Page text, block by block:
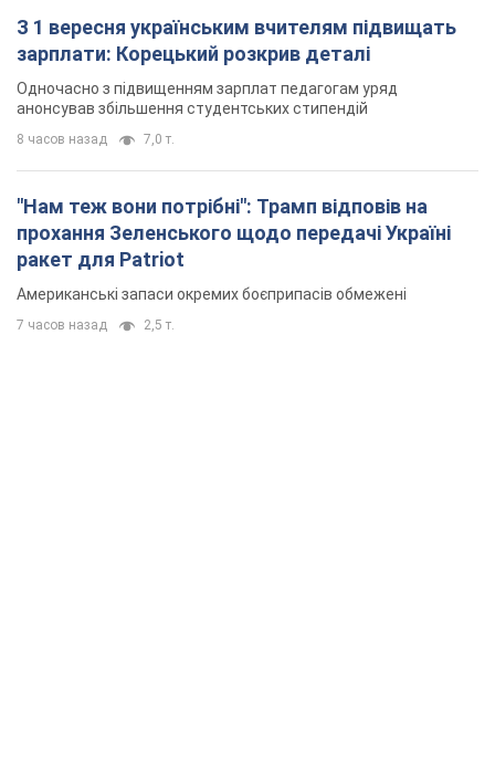
З 1 вересня українським вчителям підвищать
зарплати: Корецький розкрив деталі
Одночасно з підвищенням зарплат педагогам уряд
анонсував збільшення студентських стипендій
8 часов назад 7,0 т.
"Нам теж вони потрібні": Трамп відповів на
прохання Зеленського щодо передачі Україні
ракет для Patriot
Американські запаси окремих боєприпасів обмежені
7 часов назад 2,5 т.